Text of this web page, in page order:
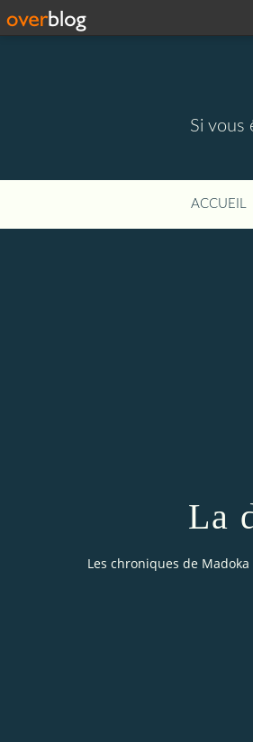
Si vous
ACCUEIL
La
Les chroniques de Madoka